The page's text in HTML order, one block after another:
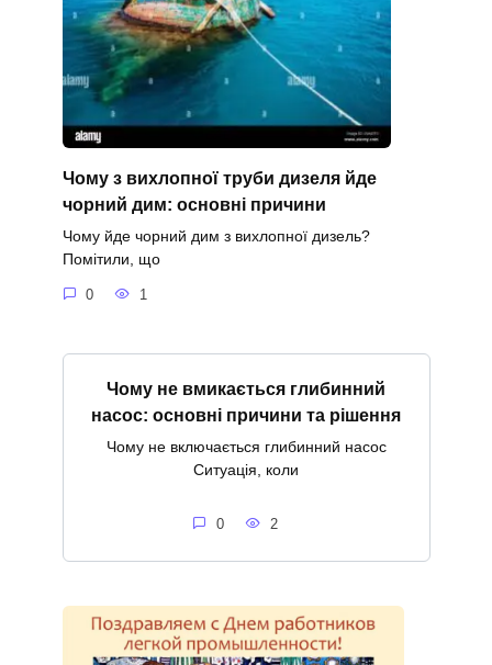
Чому з вихлопної труби дизеля йде
чорний дим: основні причини
Чому йде чорний дим з вихлопної дизель?
Помітили, що
0 1
Чому не вмикається глибинний
насос: основні причини та рішення
Чому не включається глибинний насос
Ситуація, коли
0 2